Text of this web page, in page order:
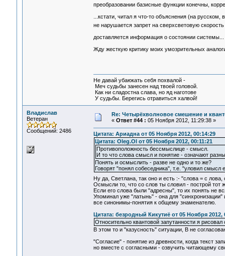
преобразовании базисные функции конечны,
...кстати, читал я что-то объяснения (на
не нарушается запрет на сверхсветовую
доставляется информация о состоянии
Жду жесткую критику моих умозрительных
Не давай убаюкать себя похвалой -
Меч судьбы занесен над твоей головой.
Как ни сладостна слава, но яд наготове
У судьбы. Берегись отравиться халвой!
Владислав
Ветеран
Сообщений: 2486
Re: Четырёхволновое смешение и
« Ответ #44 : 05 Ноября 2012, 11:29:38 »
Цитата: Ариадна от 05 Ноября 2012, 00:14:29
Цитата: Oleg.Ol от 05 Ноября 2012, 00:11:21
Противоположность бессмыслице - смысл.
И то что слова смысл и понятие - означают
Понять и осмыслить - разве не одно и то же?
Говорят "понял собеседника", т.е. "уловил смысл
Ну да, Светлана, так оно и есть :- "слова = с
Осмысли то, что со слов ты словил - построй тот
Если его слова были "адресны", то их понять не
Упоминал уже "латынь" - она для "синхронизации"
все синонимы-понятия к общему знаменателю.
Цитата: безродный Кикутиё от 05 Ноября 2012,
Относительно квантовой запутанности я
В этом то и "казусность" ситуации, В не
"Согласие" - понятие из древности, когда текст
но вместе с согласными - озвучить читающему